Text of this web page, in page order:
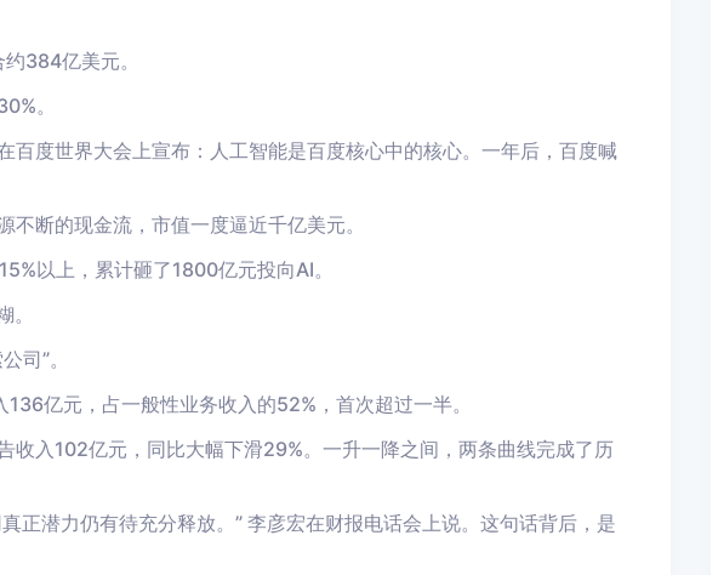
384亿美元。
。
百度世界大会上宣布：人工智能是百度核心中的核心。一年后，百度喊
断的现金流，市值一度逼近千亿美元。
以上，累计砸了1800亿元投向AI。
司”。
亿元，占一般性业务收入的52%，首次超过一半。
收入102亿元，同比大幅下滑29%。一升一降之间，两条曲线完成了历
正潜力仍有待充分释放。” 李彦宏在财报电话会上说。这句话背后，是